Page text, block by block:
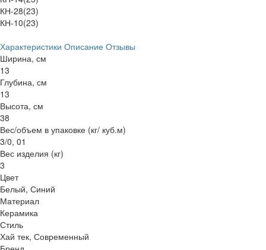
КН-28(23)
КН-10(23)
Характеристики Описание Отзывы
Ширина, см
13
Глубина, см
13
Высота, см
38
Вес/объем в упаковке (кг/ куб.м)
3/0, 01
Вес изделия (кг)
3
Цвет
Белый, Синий
Материал
Керамика
Стиль
Хай тек, Современный